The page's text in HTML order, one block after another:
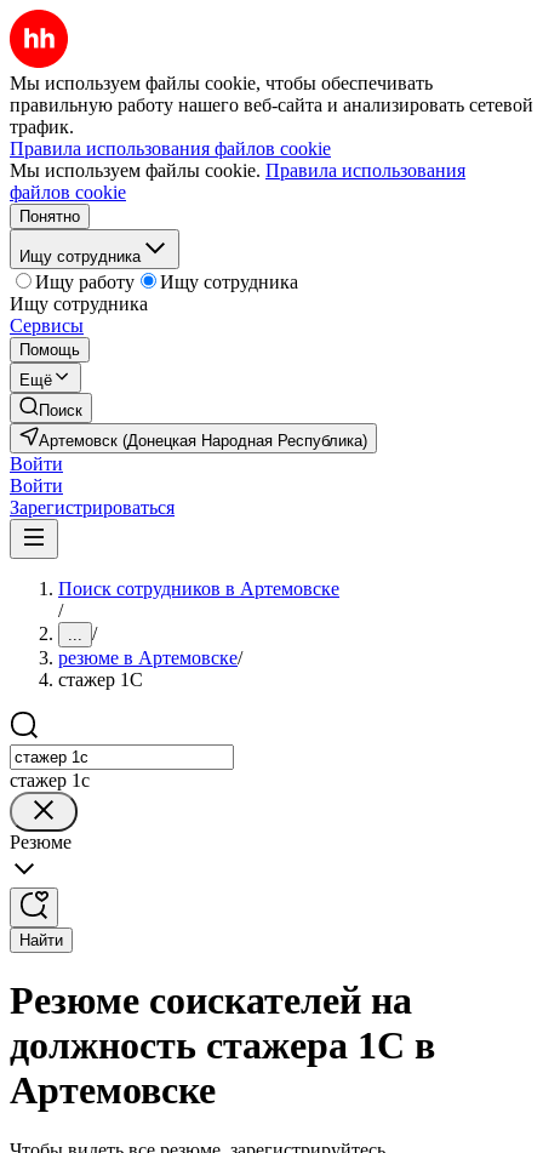
Мы используем файлы cookie, чтобы обеспечивать
правильную работу нашего веб-сайта и анализировать сетевой
трафик.
Правила использования файлов cookie
Мы используем файлы cookie. Правила использования
файлов cookie
Понятно
Ищу сотрудника
Ищу работу
Ищу сотрудника
Ищу сотрудника
Сервисы
Помощь
Ещё
Поиск
Артемовск (Донецкая Народная Республика)
Войти
Войти
Зарегистрироваться
Поиск сотрудников в Артемовске
/
... /
резюме в Артемовске/
стажер 1С
стажер 1с
Резюме
Найти
Резюме соискателей на
должность стажера 1С в
Артемовске